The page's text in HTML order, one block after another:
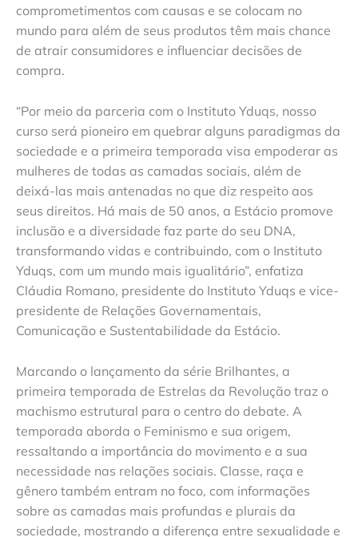
comprometimentos com causas e se colocam no
mundo para além de seus produtos têm mais chance
de atrair consumidores e influenciar decisões de
compra.
“Por meio da parceria com o Instituto Yduqs, nosso
curso será pioneiro em quebrar alguns paradigmas da
sociedade e a primeira temporada visa empoderar as
mulheres de todas as camadas sociais, além de
deixá-las mais antenadas no que diz respeito aos
seus direitos. Há mais de 50 anos, a Estácio promove
inclusão e a diversidade faz parte do seu DNA,
transformando vidas e contribuindo, com o Instituto
Yduqs, com um mundo mais igualitário”, enfatiza
Cláudia Romano, presidente do Instituto Yduqs e vice-
presidente de Relações Governamentais,
Comunicação e Sustentabilidade da Estácio.
Marcando o lançamento da série Brilhantes, a
primeira temporada de Estrelas da Revolução traz o
machismo estrutural para o centro do debate. A
temporada aborda o Feminismo e sua origem,
ressaltando a importância do movimento e a sua
necessidade nas relações sociais. Classe, raça e
gênero também entram no foco, com informações
sobre as camadas mais profundas e plurais da
sociedade, mostrando a diferença entre sexualidade e